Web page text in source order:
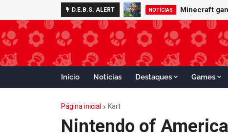
D.E.B.S. ALERT NOTÍCIAS Minecraft
Início Notícias Destaques Games
Página inicial Kart
Nintendo of